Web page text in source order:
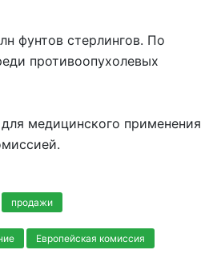
фунтов стерлингов. По
противоопухолевых
медицинского применения
продажи
Европейская комиссия